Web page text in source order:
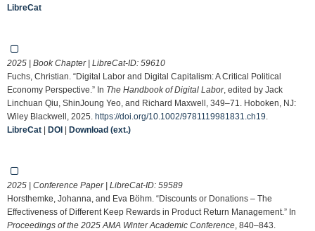
LibreCat
2025 | Book Chapter | LibreCat-ID: 59610
Fuchs, Christian. “Digital Labor and Digital Capitalism: A Critical Political
Economy Perspective.” In The Handbook of Digital Labor, edited by Jack
Linchuan Qiu, ShinJoung Yeo, and Richard Maxwell, 349–71. Hoboken, NJ:
Wiley Blackwell, 2025. https://doi.org/10.1002/9781119981831.ch19
LibreCat | DOI | Download (ext.)
2025 | Conference Paper | LibreCat-ID: 59589
Horsthemke, Johanna, and Eva Böhm. “Discounts or Donations – The
Effectiveness of Different Keep Rewards in Product Return Management.” In
Proceedings of the 2025 AMA Winter Academic Conference , 840–843.